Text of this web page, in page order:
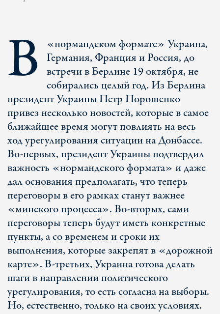
В
«нормандском формате» Украина,
Германия, Франция и Россия, до
встречи в Берлине 19 октября, не
собирались целый год. Из Берлина
президент Украины Петр Порошенко
привез несколько новостей, которые в самое
ближайшее время могут повлиять на весь
ход урегулирования ситуации на Донбассе.
Во-первых, президент Украины подтвердил
важность «нормандского формата» и даже
дал основания предполагать, что теперь
переговоры в его рамках станут важнее
«минского процесса». Во-вторых, сами
переговоры теперь будут иметь конкретные
пункты, а со временем и сроки их
выполнения, которые закрепят в «дорожной
карте». В-третьих, Украина готова делать
шаги в направлении политического
урегулирования, то есть согласна на выборы.
Но, естественно, только на своих условиях.